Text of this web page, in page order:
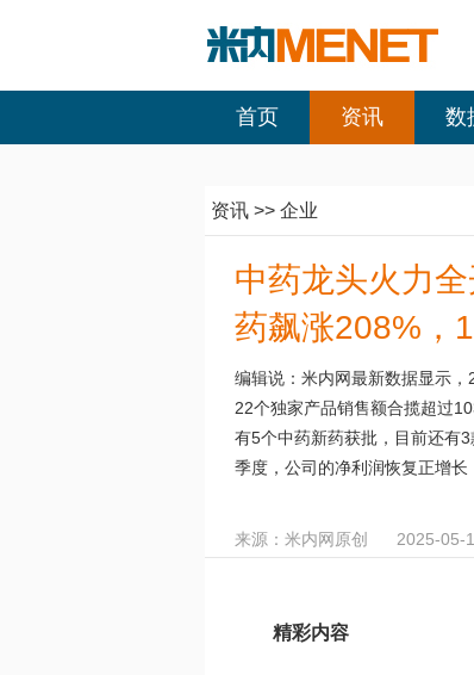
首页 资讯 数
资讯 >> 企业
中药龙头火力
药飙涨208%，
编辑说：米内网最新数据显示
22个独家产品销售额合揽超过
有5个中药新药获批，目前还有
季度，公司的净利润恢复正增长
来源：米内网原创 2025-05-
精彩内容